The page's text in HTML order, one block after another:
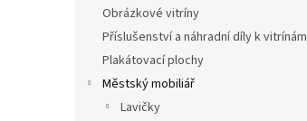
Obrázkové vitríny
Příslušenství a náhradní díly k vitrínám
Plakátovací plochy
Městský mobiliář
Lavičky